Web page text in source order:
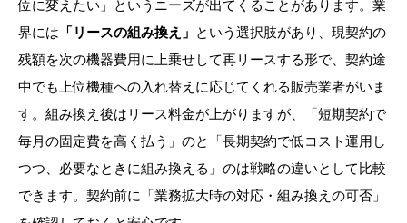
位に変えたい」というニーズが出てくることがあります。業
界には 「リースの組み換え」 という選択肢があり、現契約の
残額を次の機器費用に上乗せして再リースする形で、契約途
中でも上位機種への入れ替えに応じてくれる販売業者がいま
す。組み換え後はリース料金が上がりますが、「短期契約で
毎月の固定費を高く払う」のと「長期契約で低コスト運用し
つつ、必要なときに組み換える」のは戦略の違いとして比較
できます。契約前に「業務拡大時の対応・組み換えの可否」